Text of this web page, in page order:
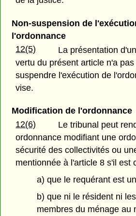
Non-suspension de
l'ordonnance
12(5)
La présentation
vertu du présent article n'a
suspendre l'exécution de
vise.
Modification de l'ordonnance
12(6)
Le tribunal peut
ordonnance modifiant une
sécurité des collectivités ou
mentionnée à l'article 8 s'il est
a) que le requérant est
b) que ni le résident ni
membres du ménage au